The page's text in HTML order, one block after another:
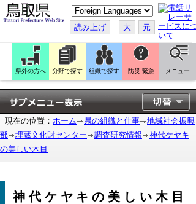
こ
の
ペ
ー
ジ
翻
訳
す
る
読み上げ 大 元
県外の方へ 分野で探す 組織で探す 防災 緊急 メニュー
現在の位置： ホーム 県の組織と仕事
地域社会振興
部
埋蔵文化財センター 調査研究情報
神代ケヤキ
の美しい木目
神代ケヤキの美しい木目